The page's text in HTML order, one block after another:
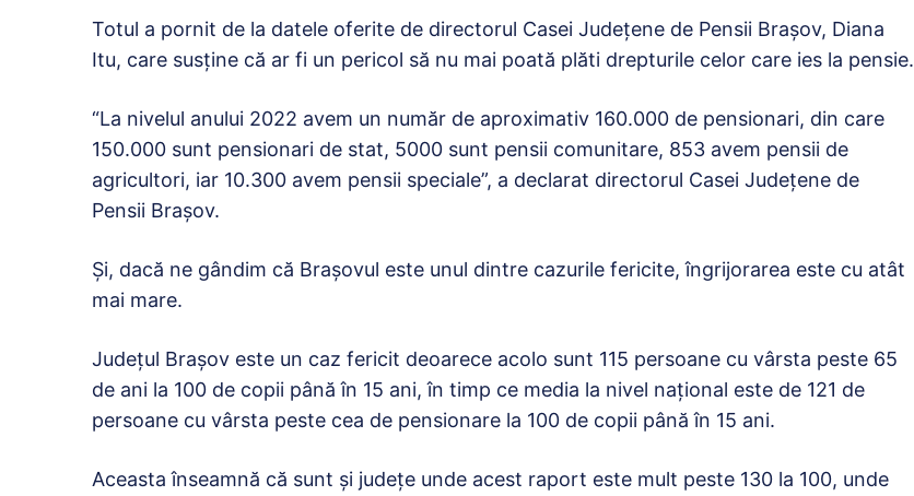
Totul a pornit de la datele oferite de directorul Casei Județene de Pensii Brașov, Diana
Itu, care susţine că ar fi un pericol să nu mai poată plăti drepturile celor care ies la pensie.
“La nivelul anului 2022 avem un număr de aproximativ 160.000 de pensionari, din care
150.000 sunt pensionari de stat, 5000 sunt pensii comunitare, 853 avem pensii de
agricultori, iar 10.300 avem pensii speciale”, a declarat directorul Casei Judeţene de
Pensii Braşov.
Și, dacă ne gândim că Brașovul este unul dintre cazurile fericite, îngrijorarea este cu atât
mai mare.
Județul Brașov este un caz fericit deoarece acolo sunt 115 persoane cu vârsta peste 65
de ani la 100 de copii până în 15 ani, în timp ce media la nivel național este de 121 de
persoane cu vârsta peste cea de pensionare la 100 de copii până în 15 ani.
Aceasta înseamnă că sunt și județe unde acest raport este mult peste 130 la 100, unde